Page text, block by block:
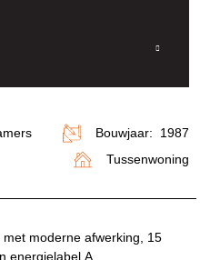
Bouwjaar: 1987
Tussenwoning
moderne afwerking, 15
energielabel A.